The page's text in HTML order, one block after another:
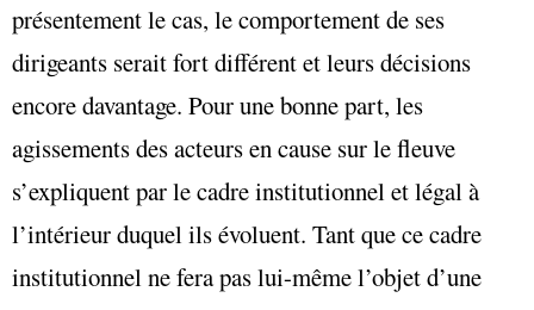
présentement le cas, le comportement de ses
dirigeants serait fort différent et leurs décisions
encore davantage. Pour une bonne part, les
agissements des acteurs en cause sur le fleuve
s’expliquent par le cadre institutionnel et légal à
l’intérieur duquel ils évoluent. Tant que ce cadre
institutionnel ne fera pas lui-même l’objet d’une